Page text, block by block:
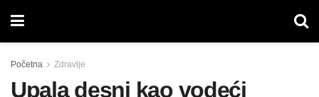
Početna Zdravlje
Upala desni kao vodeći